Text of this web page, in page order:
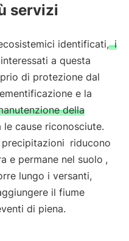
servizi
identificati, i
a questa
di protezione dal
e la
della
le cause riconosciute.
riducono
e permane nel suolo ,
lungo i versanti,
il fiume
di piena.